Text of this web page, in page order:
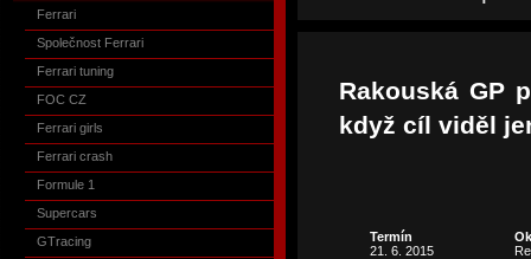
Ferrari
Společnost Ferrari
Ferrari tuning
FOC CZ
Ferrari girls
Ferrari crash
Formule 1
Supercars
GTracing
Rakouská GP
když cíl viděl
Termín
21. 6. 2015